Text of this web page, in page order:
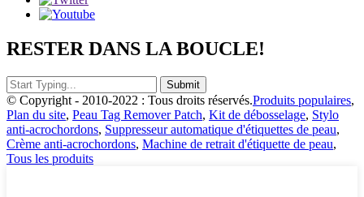
RESTER DANS LA BOUCLE!
© Copyright - 2010-2022 : Tous droits réservés.Produits populaires,
Plan du site, Peau Tag Remover Patch, Kit de débosselage, Stylo
anti-acrochordons, Suppresseur automatique d'étiquettes de peau,
Crème anti-acrochordons, Machine de retrait d'étiquette de peau,
Tous les produits